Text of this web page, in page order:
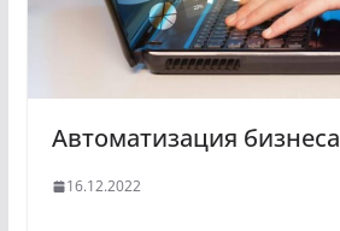
Автоматизация бизнеса
16.12.2022